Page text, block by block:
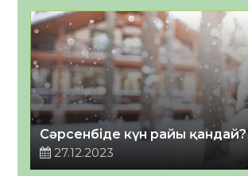
Сәрсенбіде күн райы қандай?
27.12.2023